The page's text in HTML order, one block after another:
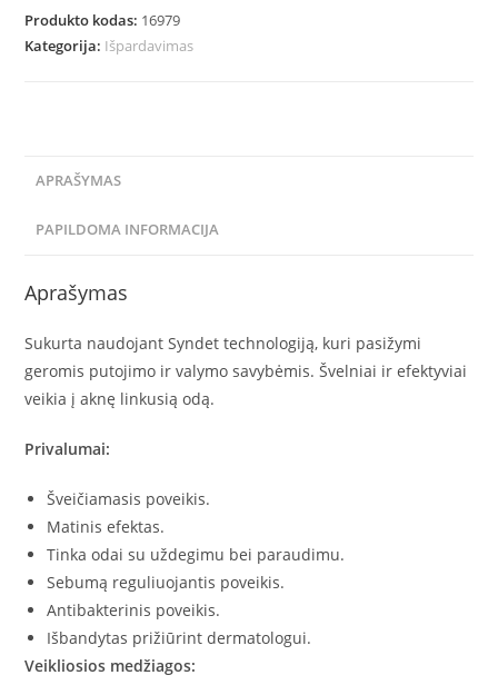
Produkto kodas: 16979
Kategorija: Išpardavimas
APRAŠYMAS
PAPILDOMA INFORMACIJA
Aprašymas
Sukurta naudojant Syndet technologiją, kuri pasižymi
geromis putojimo ir valymo savybėmis. Švelniai ir efektyviai
veikia į aknę linkusią odą.
Privalumai:
Šveičiamasis poveikis.
Matinis efektas.
Tinka odai su uždegimu bei paraudimu.
Sebumą reguliuojantis poveikis.
Antibakterinis poveikis.
Išbandytas prižiūrint dermatologui.
Veikliosios medžiagos: